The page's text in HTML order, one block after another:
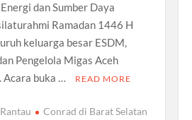
dan Sumber Daya
Ramadan 1446 H
keluarga besar ESDM,
Pengelola Migas Aceh
Acara buka …
READ MORE
Conrad di Barat Selatan